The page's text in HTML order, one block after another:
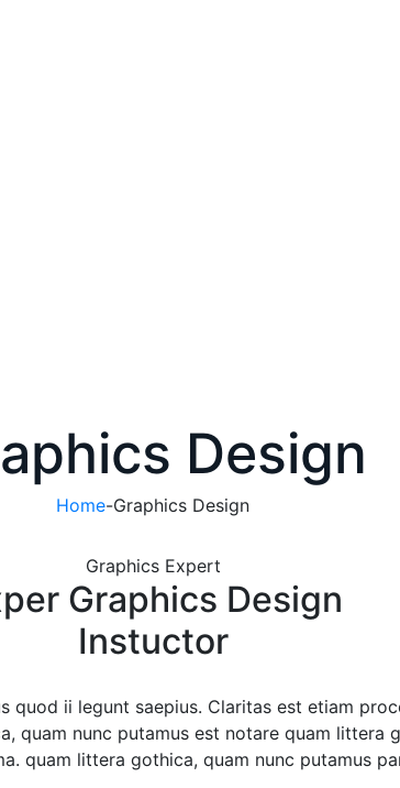
Design
Home-Graphics Design
Graphics Expert
Graphics Design
Instuctor
quod ii legunt saepius. Claritas est etiam
quam nunc putamus est notare quam littera
quam littera gothica, quam nunc putamus